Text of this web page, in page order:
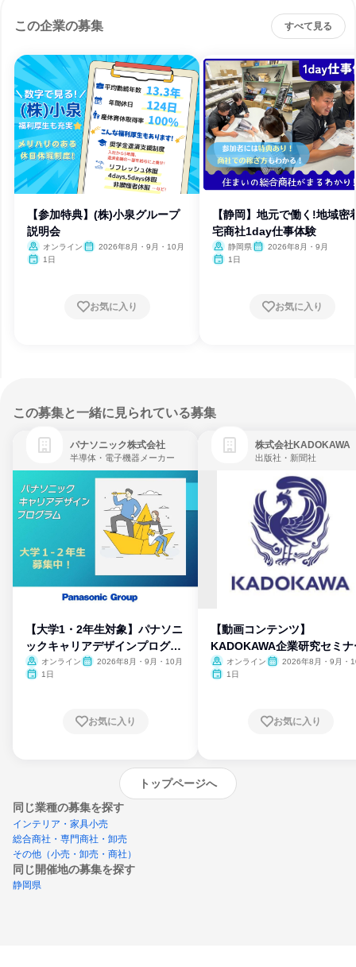
この企業の募集 すべて見る
【参加特典】(株)小泉グループ
説明会
オンライン
2026年8月・9月・10月
1日
お気に入り
【静岡】地元で働く!地域密
宅商社1day仕事体験
静岡県
2026年8月・9月
1日
お気に入り
この募集と一緒に見られている募集
パナソニック株式会社
半導体・電子機器メーカー
【大学1・2年生対象】パナソニ
ックキャリアデザインプログラ
ム
オンライン
2026年8月・9月・10月
1日
お気に入り
株式会社KADOKAWA
出版社・新聞社
【動画コンテンツ】
KADOKAWA企業研究セミナ
オンライン
2026年8月・9月・
1日
お気に入り
トップページへ
同じ業種の募集を探す
インテリア・家具小売
総合商社・専門商社・卸売
その他（小売・卸売・商社）
同じ開催地の募集を探す
静岡県